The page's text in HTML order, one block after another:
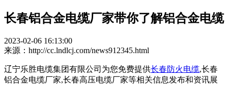
长春铝合金电缆厂家带你了解铝合金电缆
2023-02-06 16:13:00
来源：http://cc.lndlcj.com/news912345.html
辽宁乐胜电缆集团有限公司为您免费提供长春防火电缆,长春
铝合金电缆厂家,长春高压电缆厂家等相关信息发布和资讯展